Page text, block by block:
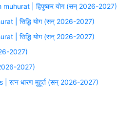
| द्विपुष्कर योग (सन् 2026-2027)
| सिद्धि योग (सन् 2026-2027)
| सिद्धि योग (सन् 2026-2027)
2027)
2027)
रत्न धारण मुहूर्त (सन् 2026-2027)